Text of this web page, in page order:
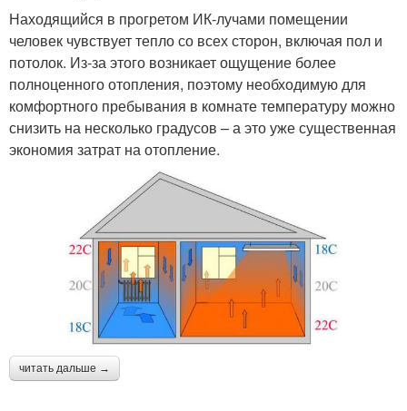
Находящийся в прогретом ИК-лучами помещении
человек чувствует тепло со всех сторон, включая пол и
потолок. Из-за этого возникает ощущение более
полноценного отопления, поэтому необходимую для
комфортного пребывания в комнате температуру можно
снизить на несколько градусов – а это уже существенная
экономия затрат на отопление.
читать дальше →